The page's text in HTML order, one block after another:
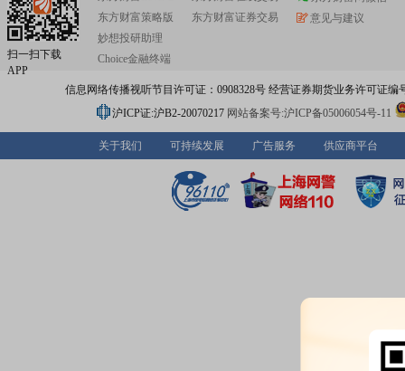
扫一扫下载
APP
东方财富策略版
妙想投研助理
Choice金融终端
东方财富证券交易
意见与建议
信息网络传播视听节目许可证：0908328号 经营证券期货业务许可证编
沪ICP证:沪B2-20070217 网站备案号:沪ICP备05006054号-11
关于我们 可持续发展 广告服务 供应商平台